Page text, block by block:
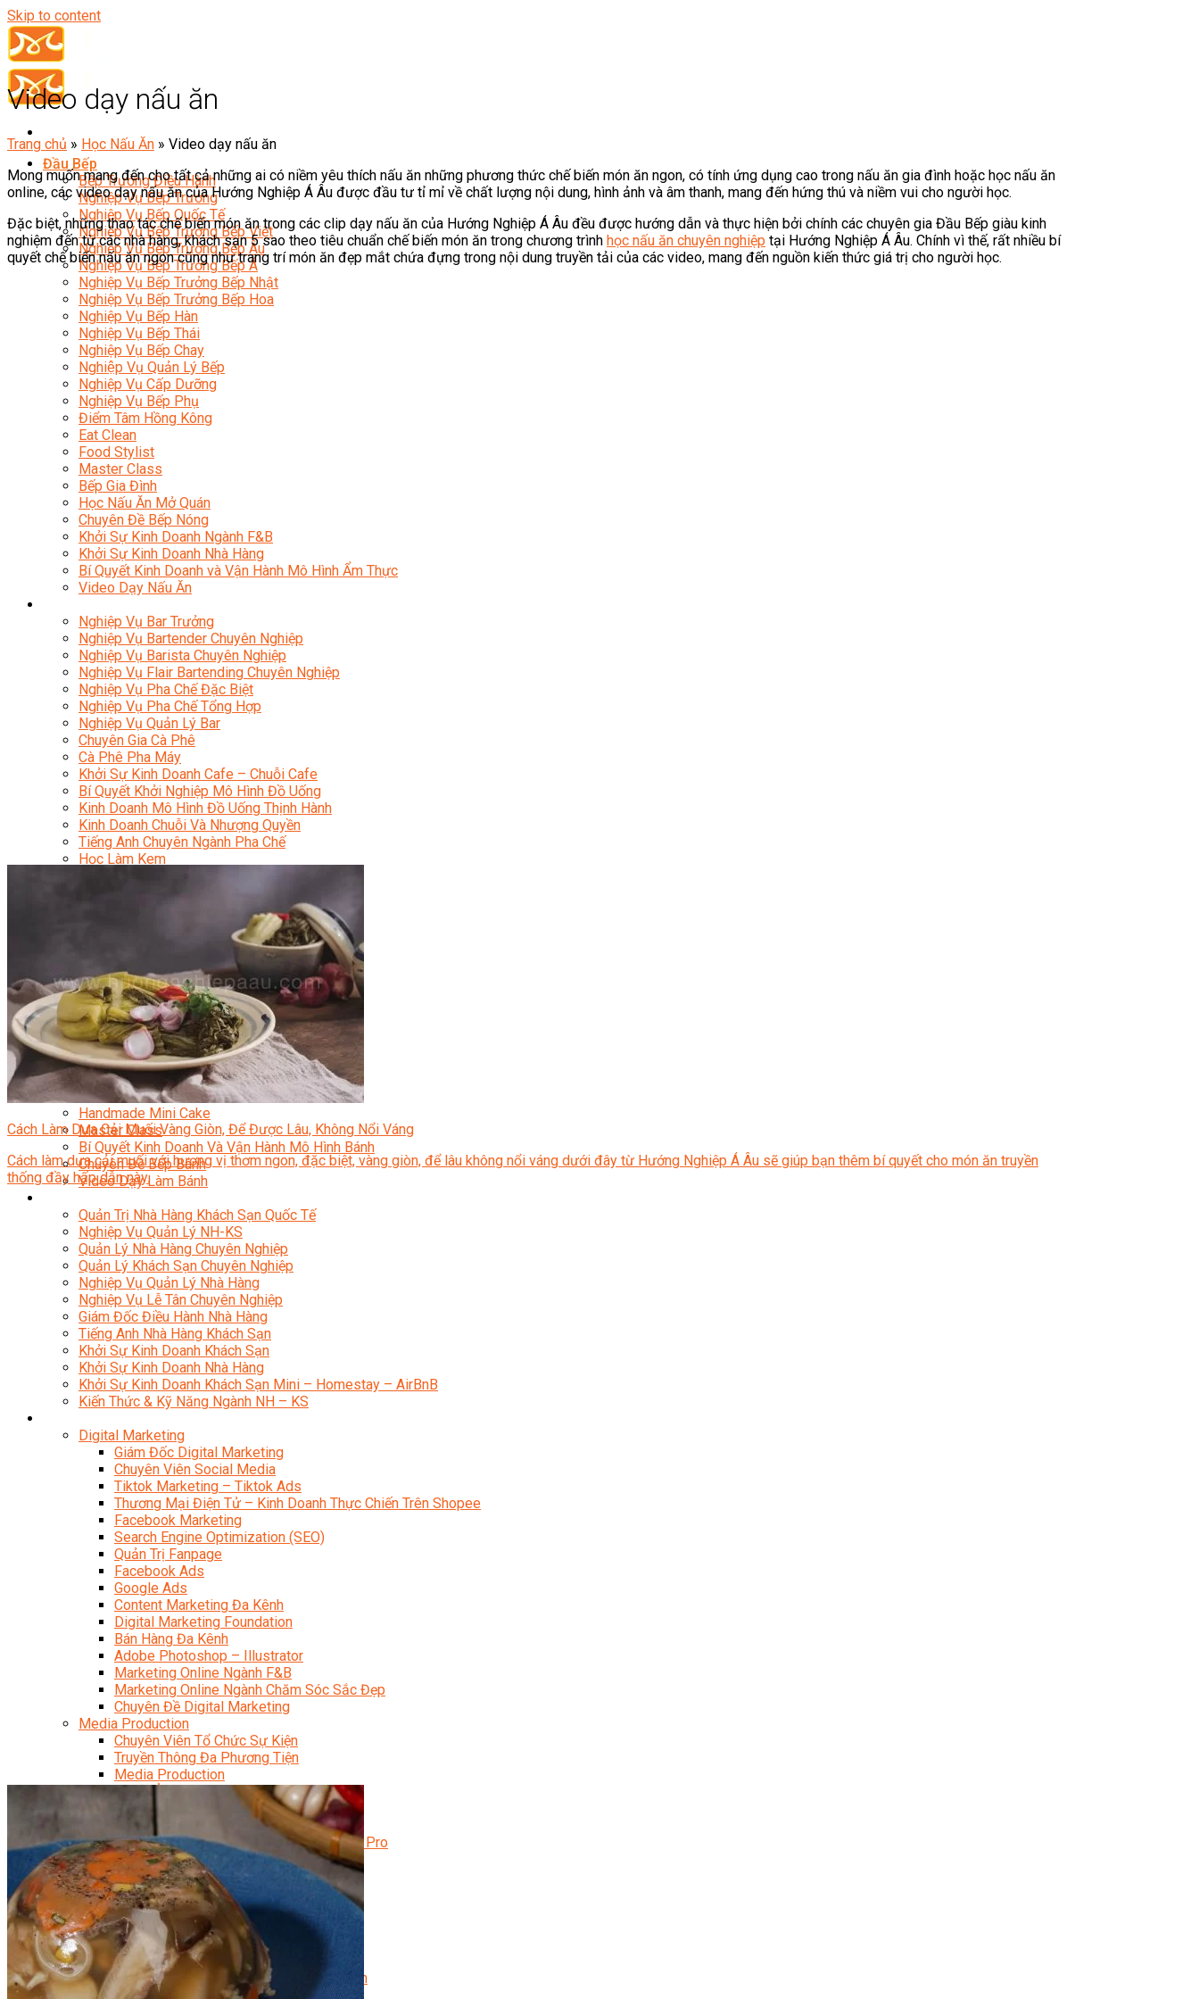
Skip to content
Đầu Bếp
Bếp Trưởng Điều Hành
Nghiệp Vụ Bếp Trưởng
Nghiệp Vụ Bếp Quốc Tế
Nghiệp Vụ Bếp Trưởng Bếp Việt
Nghiệp Vụ Bếp Trưởng Bếp Âu
Nghiệp Vụ Bếp Trưởng Bếp Á
Nghiệp Vụ Bếp Trưởng Bếp Nhật
Nghiệp Vụ Bếp Trưởng Bếp Hoa
Nghiệp Vụ Bếp Hàn
Nghiệp Vụ Bếp Thái
Nghiệp Vụ Bếp Chay
Nghiệp Vụ Quản Lý Bếp
Nghiệp Vụ Cấp Dưỡng
Nghiệp Vụ Bếp Phụ
Điểm Tâm Hồng Kông
Eat Clean
Food Stylist
Master Class
Bếp Gia Đình
Học Nấu Ăn Mở Quán
Chuyên Đề Bếp Nóng
Khởi Sự Kinh Doanh Ngành F&B
Khởi Sự Kinh Doanh Nhà Hàng
Bí Quyết Kinh Doanh và Vận Hành Mô Hình Ẩm Thực
Video Dạy Nấu Ăn
Nghiệp Vụ Bar Trưởng
Nghiệp Vụ Bartender Chuyên Nghiệp
Nghiệp Vụ Barista Chuyên Nghiệp
Nghiệp Vụ Flair Bartending Chuyên Nghiệp
Nghiệp Vụ Pha Chế Đặc Biệt
Nghiệp Vụ Pha Chế Tổng Hợp
Nghiệp Vụ Quản Lý Bar
Chuyên Gia Cà Phê
Cà Phê Pha Máy
Khởi Sự Kinh Doanh Cafe – Chuỗi Cafe
Bí Quyết Khởi Nghiệp Mô Hình Đồ Uống
Kinh Doanh Mô Hình Đồ Uống Thịnh Hành
Kinh Doanh Chuỗi Và Nhượng Quyền
Tiếng Anh Chuyên Ngành Pha Chế
Học Làm Kem
Nghiệp Vụ Bếp Trưởng Bếp Bánh
Nghiệp Vụ Bếp Bánh Quốc Tế
Nghiệp Vụ Quản Lý Bếp Bánh
Nghiệp Vụ Bánh Kem
Bánh Việt
Bánh Nhật
Bánh Mì Nâng Cao
Bánh Đài Loan
Bánh Ngắn Hạn
Bánh Kinh Doanh
Handmade Mini Cake
Master Class
Bí Quyết Kinh Doanh Và Vận Hành Mô Hình Bánh
Chuyên Đề Bếp Bánh
Video Dạy Làm Bánh
Quản Trị Nhà Hàng Khách Sạn Quốc Tế
Nghiệp Vụ Quản Lý NH-KS
Quản Lý Nhà Hàng Chuyên Nghiệp
Quản Lý Khách Sạn Chuyên Nghiệp
Nghiệp Vụ Quản Lý Nhà Hàng
Nghiệp Vụ Lễ Tân Chuyên Nghiệp
Giám Đốc Điều Hành Nhà Hàng
Tiếng Anh Nhà Hàng Khách Sạn
Khởi Sự Kinh Doanh Khách Sạn
Khởi Sự Kinh Doanh Nhà Hàng
Khởi Sự Kinh Doanh Khách Sạn Mini – Homestay – AirBnB
Kiến Thức & Kỹ Năng Ngành NH – KS
Digital Marketing
Giám Đốc Digital Marketing
Chuyên Viên Social Media
Tiktok Marketing – Tiktok Ads
Thương Mại Điện Tử – Kinh Doanh Thực Chiến Trên Shopee
Facebook Marketing
Search Engine Optimization (SEO)
Quản Trị Fanpage
Facebook Ads
Google Ads
Content Marketing Đa Kênh
Digital Marketing Foundation
Bán Hàng Đa Kênh
Adobe Photoshop – Illustrator
Marketing Online Ngành F&B
Marketing Online Ngành Chăm Sóc Sắc Đẹp
Chuyên Đề Digital Marketing
Media Production
Chuyên Viên Tổ Chức Sự Kiện
Truyền Thông Đa Phương Tiện
Media Production
Nhiếp Ảnh Thương Mại
Sản Xuất Phim Kỹ Thuật Số
Biên Tập Video Cơ Bản Với Capcut
Dựng Phim Cơ Bản Với Adobe Premiere Pro
Sức Khỏe
Kỹ Thuật Viên Xoa Bóp Ấn Huyệt Trị Liệu
Chăm Sóc Người Cao Tuổi
Sắc Đẹp
Kỹ Thuật Viên Spa
Quản Lý Spa
Khởi Sự Kinh Doanh Spa và Salon
Kinh Doanh Chuỗi và Nhượng Quyền Spa, Salon
Chăm Sóc Và Điều Trị Da
Video dạy nấu ăn
Trang chủ » Học Nấu Ăn » Video dạy nấu ăn
Mong muốn mang đến cho tất cả những ai có niềm yêu thích nấu ăn những phương thức chế biến món ăn ngon, có tính ứng dụng cao trong nấu ăn gia đình hoặc học nấu ăn
online, các video dạy nấu ăn của Hướng Nghiệp Á Âu được đầu tư tỉ mỉ về chất lượng nội dung, hình ảnh và âm thanh, mang đến hứng thú và niềm vui cho người học.
Đặc biệt, những thao tác chế biến món ăn trong các clip dạy nấu ăn của Hướng Nghiệp Á Âu đều được hướng dẫn và thực hiện bởi chính các chuyên gia Đầu Bếp giàu kinh
nghiệm đến từ các nhà hàng, khách sạn 5 sao theo tiêu chuẩn chế biến món ăn trong chương trình học nấu ăn chuyên nghiệp tại Hướng Nghiệp Á Âu. Chính vì thế, rất nhiều bí
quyết chế biến nấu ăn ngon cũng như trang trí món ăn đẹp mắt chứa đựng trong nội dung truyền tải của các video, mang đến nguồn kiến thức giá trị cho người học.
Cách Làm Dưa Cải Muối Vàng Giòn, Để Được Lâu, Không Nổi Váng
Cách làm dưa cải muối với hương vị thơm ngon, đặc biệt, vàng giòn, để lâu không nổi váng dưới đây từ Hướng Nghiệp Á Âu sẽ giúp bạn thêm bí quyết cho món ăn truyền
thống đầy hấp dẫn này.